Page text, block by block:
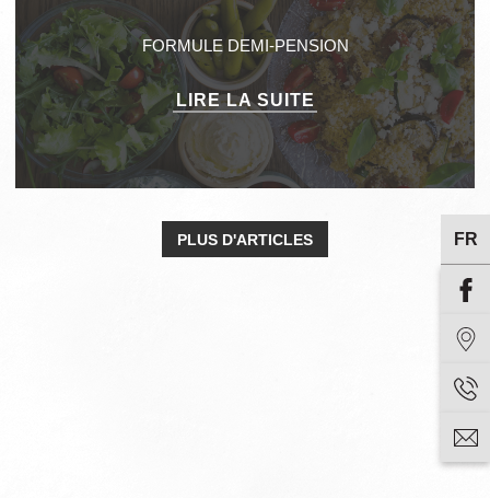
FR
FORMULE DEMI-PENSION
LIRE LA SUITE
PLUS D'ARTICLES